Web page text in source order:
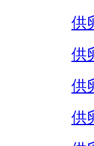
供
供
供
供